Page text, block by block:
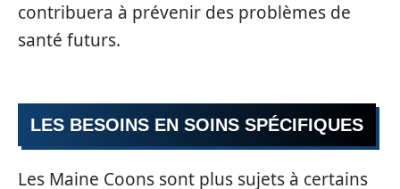
contribuera à prévenir des problèmes de
santé futurs.
LES BESOINS EN SOINS SPÉCIFIQUES
Les Maine Coons sont plus sujets à certains